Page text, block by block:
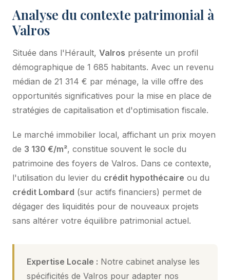
Analyse du contexte patrimonial à
Valros
Située dans l'Hérault, Valros présente un profil
démographique de 1 685 habitants. Avec un revenu
médian de 21 314 € par ménage, la ville offre des
opportunités significatives pour la mise en place de
stratégies de capitalisation et d'optimisation fiscale.
Le marché immobilier local, affichant un prix moyen
de 3 130 €/m², constitue souvent le socle du
patrimoine des foyers de Valros. Dans ce contexte,
l'utilisation du levier du crédit hypothécaire ou du
crédit Lombard (sur actifs financiers) permet de
dégager des liquidités pour de nouveaux projets
sans altérer votre équilibre patrimonial actuel.
Expertise Locale : Notre cabinet analyse les
spécificités de Valros pour adapter nos